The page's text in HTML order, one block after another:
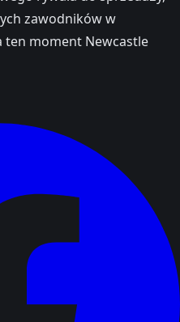
zawodników w
ten moment Newcastle